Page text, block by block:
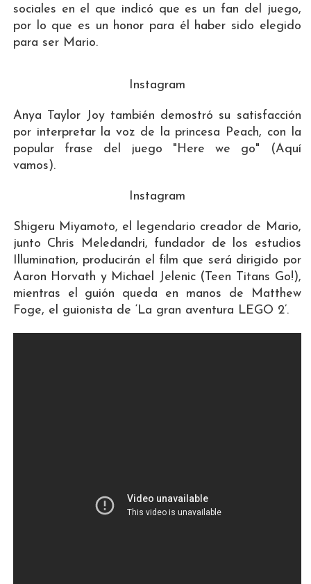
sociales en el que indicó que es un fan del juego,
por lo que es un honor para él haber sido elegido
para ser Mario.
Instagram
Anya Taylor Joy también demostró su satisfacción
por interpretar la voz de la princesa Peach, con la
popular frase del juego "Here we go" (Aquí
vamos).
Instagram
Shigeru Miyamoto, el legendario creador de Mario,
junto Chris Meledandri, fundador de los estudios
Illumination, producirán el film que será dirigido por
Aaron Horvath y Michael Jelenic (Teen Titans Go!),
mientras el guión queda en manos de Matthew
Foge, el guionista de ‘La gran aventura LEGO 2’.